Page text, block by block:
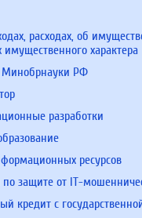
расходах, об
имущественного характера
Минобрнауки РФ
разработки
ресурсов
защите от IT-
кредит с